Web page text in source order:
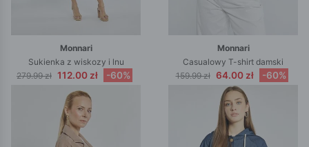
Monnari
Sukienka z wiskozy i lnu
279.99 zł 112.00 zł -60%
Monnari
Casualowy T-shirt damski
159.99 zł 64.00 zł -60%